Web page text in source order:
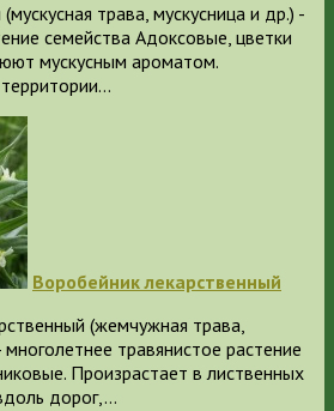
трава, мускусница и др.) -
семейства Адоксовые, цветки
мускусным ароматом.
Воробейник лекарственный
(жемчужная трава,
травянистое растение
Произрастает в лиственных
дорог,…